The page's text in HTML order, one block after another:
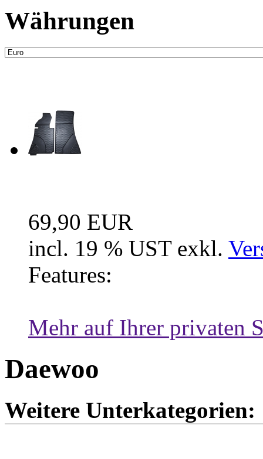
Währungen
69,90 EUR
incl. 19 % UST exkl.
Features:
Mehr auf Ihrer privaten
Daewoo
Weitere Unterkategorien: